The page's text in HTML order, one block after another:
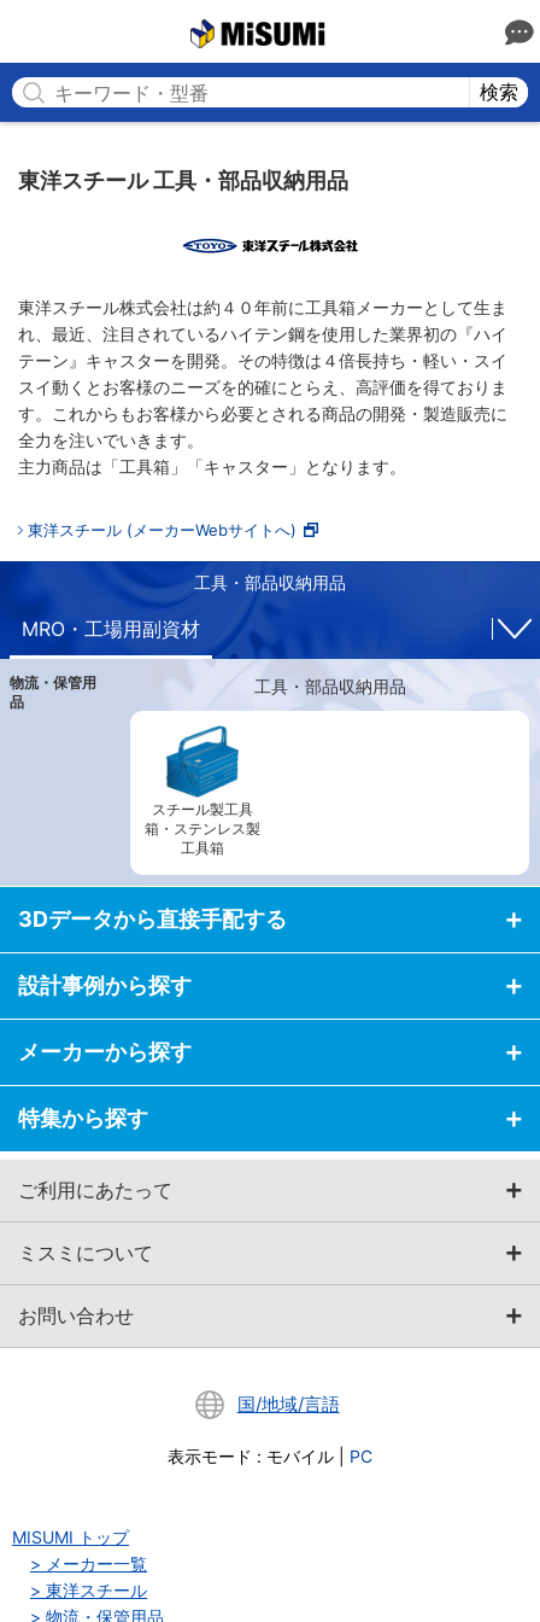
検索
東洋スチール 工具・部品収納用品
東洋スチール株式会社は約４０年前に工具箱メーカーとして生ま
れ、最近、注目されているハイテン鋼を使用した業界初の『ハイ
テーン』キャスターを開発。その特徴は４倍長持ち・軽い・スイ
スイ動くとお客様のニーズを的確にとらえ、高評価を得ておりま
す。これからもお客様から必要とされる商品の開発・製造販売に
全力を注いでいきます。
主力商品は「工具箱」「キャスター」となります。
東洋スチール (メーカーWebサイトへ)
工具・部品収納用品
MRO・工場用副資材
物流・保管用
品
工具・部品収納用品
スチール製工具
箱・ステンレス製
工具箱
3Dデータから直接手配する
設計事例から探す
メーカーから探す
特集から探す
ご利用にあたって
ミスミについて
お問い合わせ
国/地域/言語
表示モード : モバイル PC
MISUMI トップ
メーカー一覧
東洋スチール
物流・保管用品